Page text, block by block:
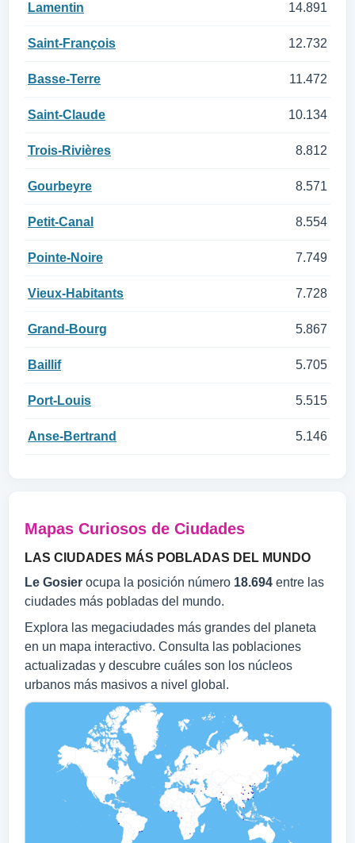
Lamentin 14.891
Saint-François 12.732
Basse-Terre 11.472
Saint-Claude 10.134
Trois-Rivières 8.812
Gourbeyre 8.571
Petit-Canal 8.554
Pointe-Noire 7.749
Vieux-Habitants 7.728
Grand-Bourg 5.867
Baillif 5.705
Port-Louis 5.515
Anse-Bertrand 5.146
Mapas Curiosos de Ciudades
LAS CIUDADES MÁS POBLADAS DEL MUNDO
Le Gosier ocupa la posición número 18.694 entre las
ciudades más pobladas del mundo.
Explora las megaciudades más grandes del planeta
en un mapa interactivo. Consulta las poblaciones
actualizadas y descubre cuáles son los núcleos
urbanos más masivos a nivel global.